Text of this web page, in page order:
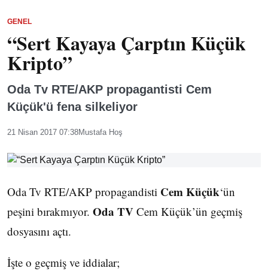
GENEL
“Sert Kayaya Çarptın Küçük
Kripto”
Oda Tv RTE/AKP propagantisti Cem
Küçük'ü fena silkeliyor
21 Nisan 2017 07:38Mustafa Hoş
Oda Tv RTE/AKP propagandisti Cem Küçük‘ün
peşini bırakmıyor. Oda TV Cem Küçük’ün geçmiş
dosyasını açtı.
İşte o geçmiş ve iddialar;